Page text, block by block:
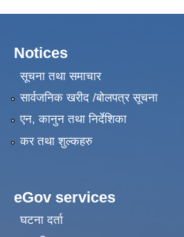
Notices
सूचना तथा समाचार
सार्वजनिक खरीद /बोलपत्र सूचना
एन, कानुन तथा निर्देशिका
कर तथा शुल्कहरु
eGov services
घटना दर्ता